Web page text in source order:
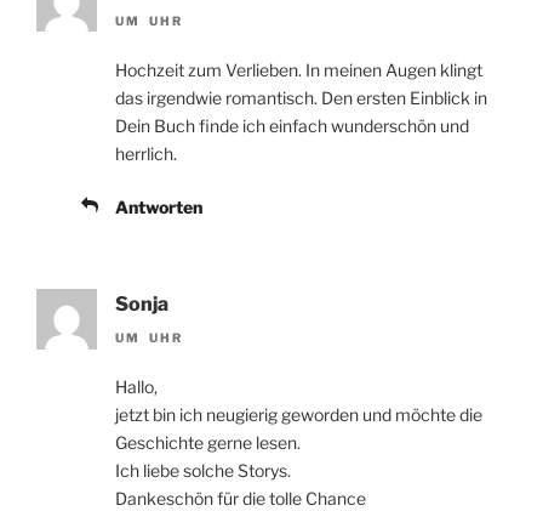
UM UHR
Hochzeit zum Verlieben. In meinen Augen klingt
das irgendwie romantisch. Den ersten Einblick in
Dein Buch finde ich einfach wunderschön und
herrlich.
Antworten
Sonja
UM UHR
Hallo,
jetzt bin ich neugierig geworden und möchte die
Geschichte gerne lesen.
Ich liebe solche Storys.
Dankeschön für die tolle Chance